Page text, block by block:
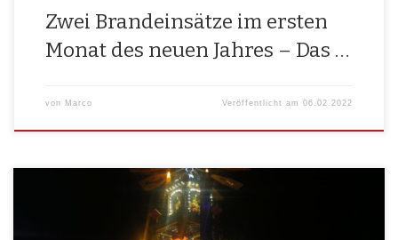
Zwei Brandeinsätze im ersten
Monat des neuen Jahres – Das …
von Marco Veröffentlicht am06.02.2022